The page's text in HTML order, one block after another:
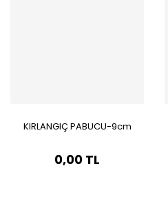
KIRLANGIÇ PABUCU-9cm
0,00 TL